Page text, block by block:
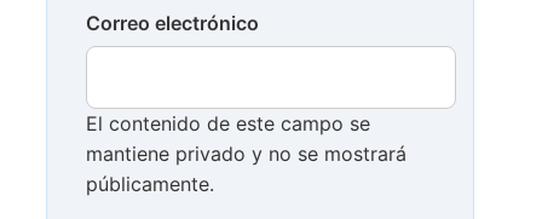
Correo electrónico
El contenido de este campo se
mantiene privado y no se mostrará
públicamente.